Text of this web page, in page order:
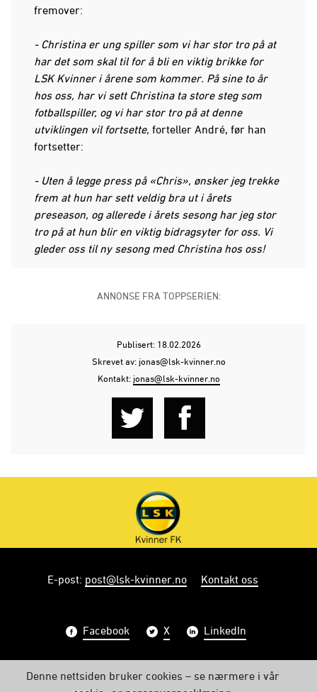
fremover:
- Christina er ung spiller som vi har stor tro på at
har det som skal til for å bli en viktig brikke for
LSK Kvinner i årene som kommer. På sine to år
hos oss, har vi sett Christina ta store steg som
fotballspiller, og vi har stor tro på at denne
utviklingen vil fortsette, forteller André, før han
fortsetter:
- Uten å legge press på «Chris», ønsker jeg trekke
frem at hun har sett veldig bra ut i årets
preseason, og allerede i årets sesong har jeg stor
tro på at hun blir en viktig bidragsyter for oss. Vi
gleder oss til ny sesong med Christina hos oss!
ANNONSE FRA TOPPSERIEN:
Publisert: 18.02.2026
Skrevet av: jonas@lsk-kvinner.no
Kontakt: jonas@lsk-kvinner.no
E-post: post@lsk-kvinner.no Kontakt oss
Facebook X LinkedIn
Denne nettsiden bruker cookies – se nærmere i vår